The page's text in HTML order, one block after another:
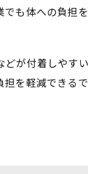
も体への負担を
が付着しやす
を軽減できるで